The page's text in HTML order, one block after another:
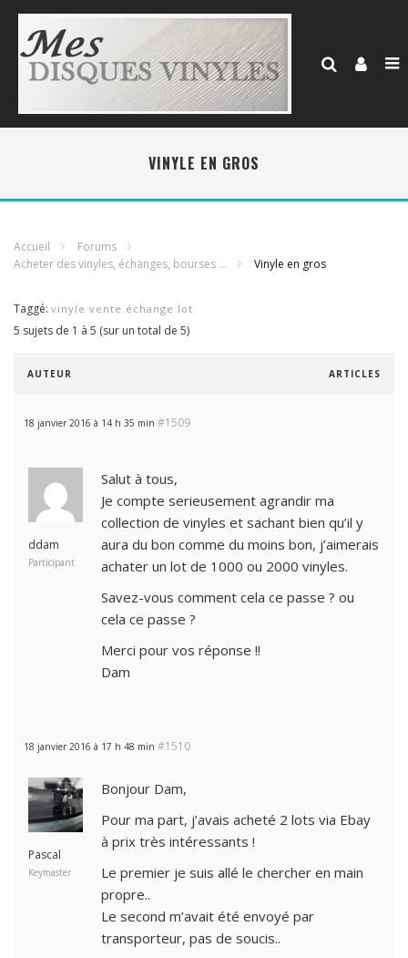
VINYLE EN GROS
Accueil
Forums
Acheter des vinyles, échanges, bourses …
Vinyle en gros
Taggé: vinyle vente échange lot
5 sujets de 1 à 5 (sur un total de 5)
AUTEUR ARTICLES
18 janvier 2016 à 14 h 35 min #1509
ddam
Participant
Salut à tous,
Je compte serieusement agrandir ma
collection de vinyles et sachant bien qu’il y
aura du bon comme du moins bon, j’aimerais
achater un lot de 1000 ou 2000 vinyles.
Savez-vous comment cela ce passe ? ou
cela ce passe ?
Merci pour vos réponse !!
Dam
18 janvier 2016 à 17 h 48 min #1510
Pascal
Keymaster
Bonjour Dam,
Pour ma part, j’avais acheté 2 lots via Ebay
à prix très intéressants !
Le premier je suis allé le chercher en main
propre..
Le second m’avait été envoyé par
transporteur, pas de soucis..